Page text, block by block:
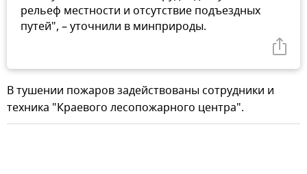
рельеф местности и отсутствие подъездных
путей", – уточнили в минприроды.
В тушении пожаров задействованы сотрудники и
техника "Краевого лесопожарного центра".